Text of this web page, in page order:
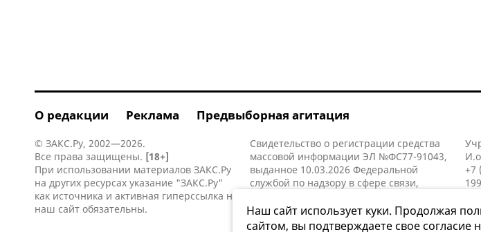
О редакции Реклама Предвыборная агитация
© ЗАКС.Ру, 2002—2026.
Все права защищены. [18+]
При использовании материалов ЗАКС.Ру
на других ресурсах указание "ЗАКС.Ру"
как источника и активная гиперссылка на
наш сайт обязательны.
Свидетельство о регистрации средства
массовой информации ЭЛ №ФС77-91043,
выданное 10.03.2026 Федеральной
службой по надзору в сфере связи,
коммуникаций (Роскомнадзор).
+7
Наш сайт использует куки. Продолжая
сайтом, вы подтверждаете свое согласие